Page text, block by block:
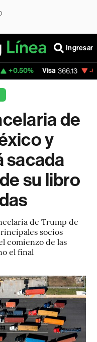
Ingresar
Visa 366.13 -0.04%
de
y
sacada
su libro
de Trump de
socios
comienzo de las
el final